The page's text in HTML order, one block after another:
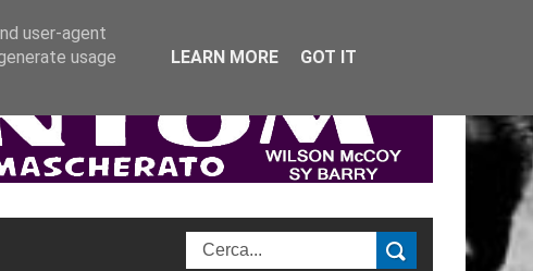
user-agent
usage
LEARN MORE GOT IT